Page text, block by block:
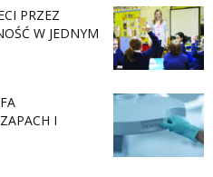
PRZEZ
W JEDNYM
I